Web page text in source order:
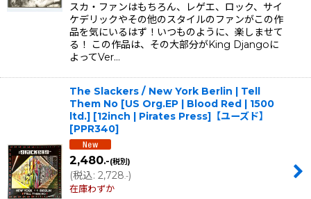
スカ・ファンはもちろん、レゲエ、ロック、サイ
ケデリックやその他のスタイルのファンがこの作
品を気にいるはず！いつものように、楽しませて
る！ この作品は、その大部分がKing Djangoに
よってVer…
The Slackers / New York Berlin | Tell
Them No [US Org.EP | Blood Red | 1500
ltd.] [12inch | Pirates Press]【ユーズド】
[PPR340]
2,480.-(税別)
(税込: 2,728.-)
在庫わずか